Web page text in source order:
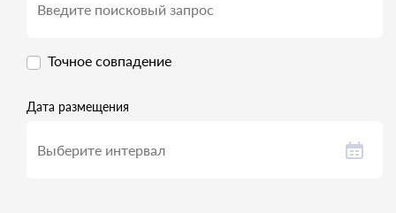
Точное совпадение
Дата размещения